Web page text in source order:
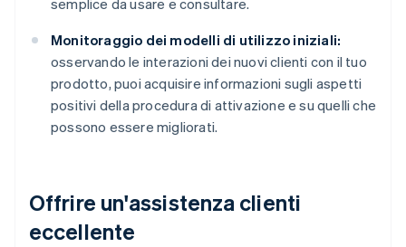
semplice da usare e consultare.
Monitoraggio dei modelli di utilizzo iniziali:
osservando le interazioni dei nuovi clienti con il tuo
prodotto, puoi acquisire informazioni sugli aspetti
positivi della procedura di attivazione e su quelli che
possono essere migliorati.
Offrire un'assistenza clienti
eccellente